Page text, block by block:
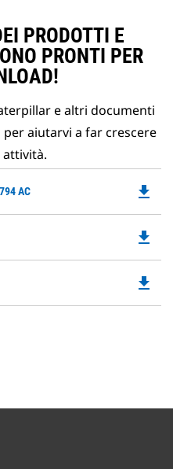
PRODOTTI E
PRONTI PER
e altri documenti
aiutarvi a far crescere
attività.
AC
a
file_download
a
file_download
file_download